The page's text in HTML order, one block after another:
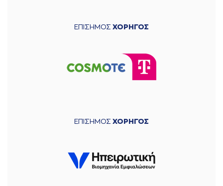
ΕΠΙΣΗΜΟΣ ΧΟΡΗΓΟΣ
ΕΠΙΣΗΜΟΣ ΧΟΡΗΓΟΣ